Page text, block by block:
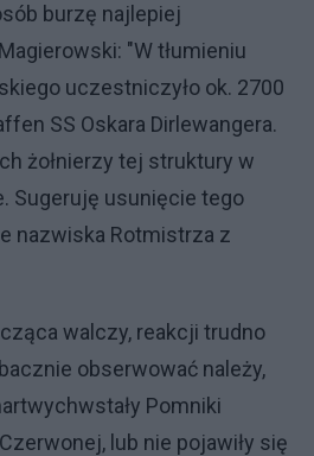
burzę najlepiej
"W tłumieniu
uczestniczyło ok. 2700
SS Oskara Dirlewangera.
żołnierzy tej struktury w
Sugeruję usunięcie tego
nazwiska Rotmistrza z
walczy, reakcji trudno
obserwować należy,
Pomniki
lub nie pojawiły się